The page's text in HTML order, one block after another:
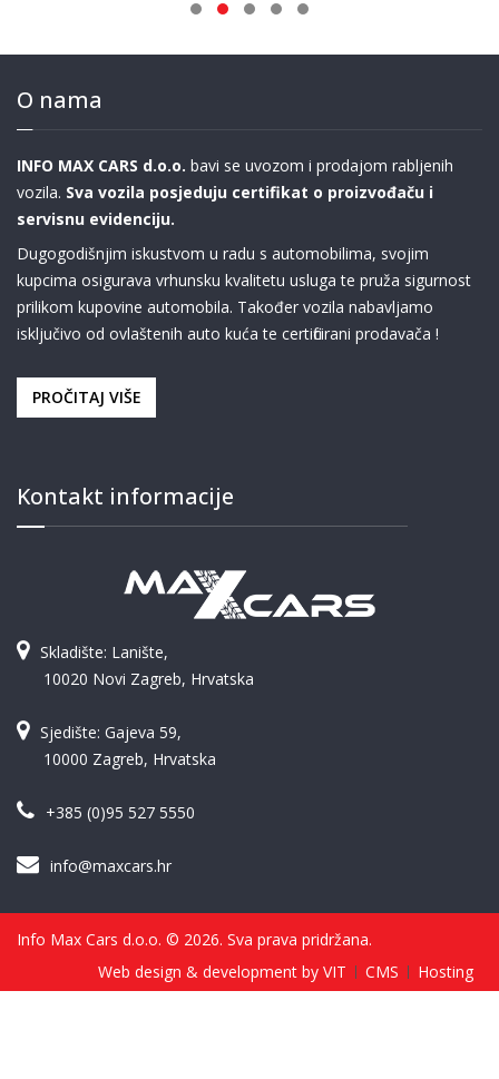
O nama
INFO MAX CARS d.o.o. bavi se uvozom i prodajom rabljenih
vozila. Sva vozila posjeduju certifikat o proizvođaču i
servisnu evidenciju.
Dugogodišnjim iskustvom u radu s automobilima, svojim
kupcima osigurava vrhunsku kvalitetu usluga te pruža sigurnost
prilikom kupovine automobila. Također vozila nabavljamo
isključivo od ovlaštenih auto kuća te certificirani prodavača !
PROČITAJ VIŠE
Kontakt informacije
Skladište: Lanište,
10020 Novi Zagreb, Hrvatska
Sjedište: Gajeva 59,
10000 Zagreb, Hrvatska
+385 (0)95 527 5550
info@maxcars.hr
Info Max Cars d.o.o. © 2026. Sva prava pridržana.
Web design & development by VIT
CMS Hosting